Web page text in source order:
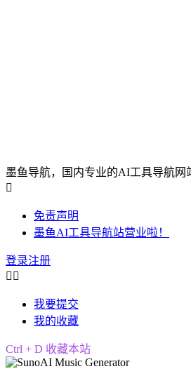
墨鱼导航，国内专业的AI工具导航网

免责声明
墨鱼AI工具导航站营业啦！
登录注册
 
我要提交
我的收藏
Ctrl + D 收藏本站